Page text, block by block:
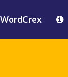
WordCrex